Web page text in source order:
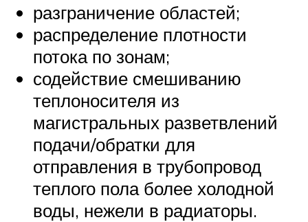
разграничение областей;
распределение плотности
потока по зонам;
содействие смешиванию
теплоносителя из
магистральных разветвлений
подачи/обратки для
отправления в трубопровод
теплого пола более холодной
воды, нежели в радиаторы.